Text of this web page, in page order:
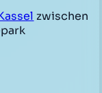
zwischen